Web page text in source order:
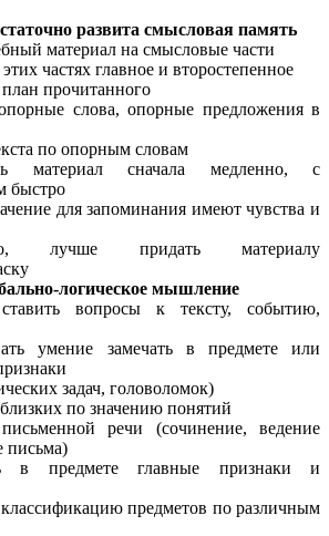
развита смысловая память
материал на смысловые части
частях главное и второстепенное
прочитанного
слова, опорные предложения в
по опорным словам
материал сначала медленно, с
быстро
для запоминания имеют чувства и
лучше придать материалу
логическое мышление
вопросы к тексту, событию,
умение замечать в предмете или
задач, головоломок)
по значению понятий
речи (сочинение, ведение
письма)
в предмете главные признаки и
предметов по различным